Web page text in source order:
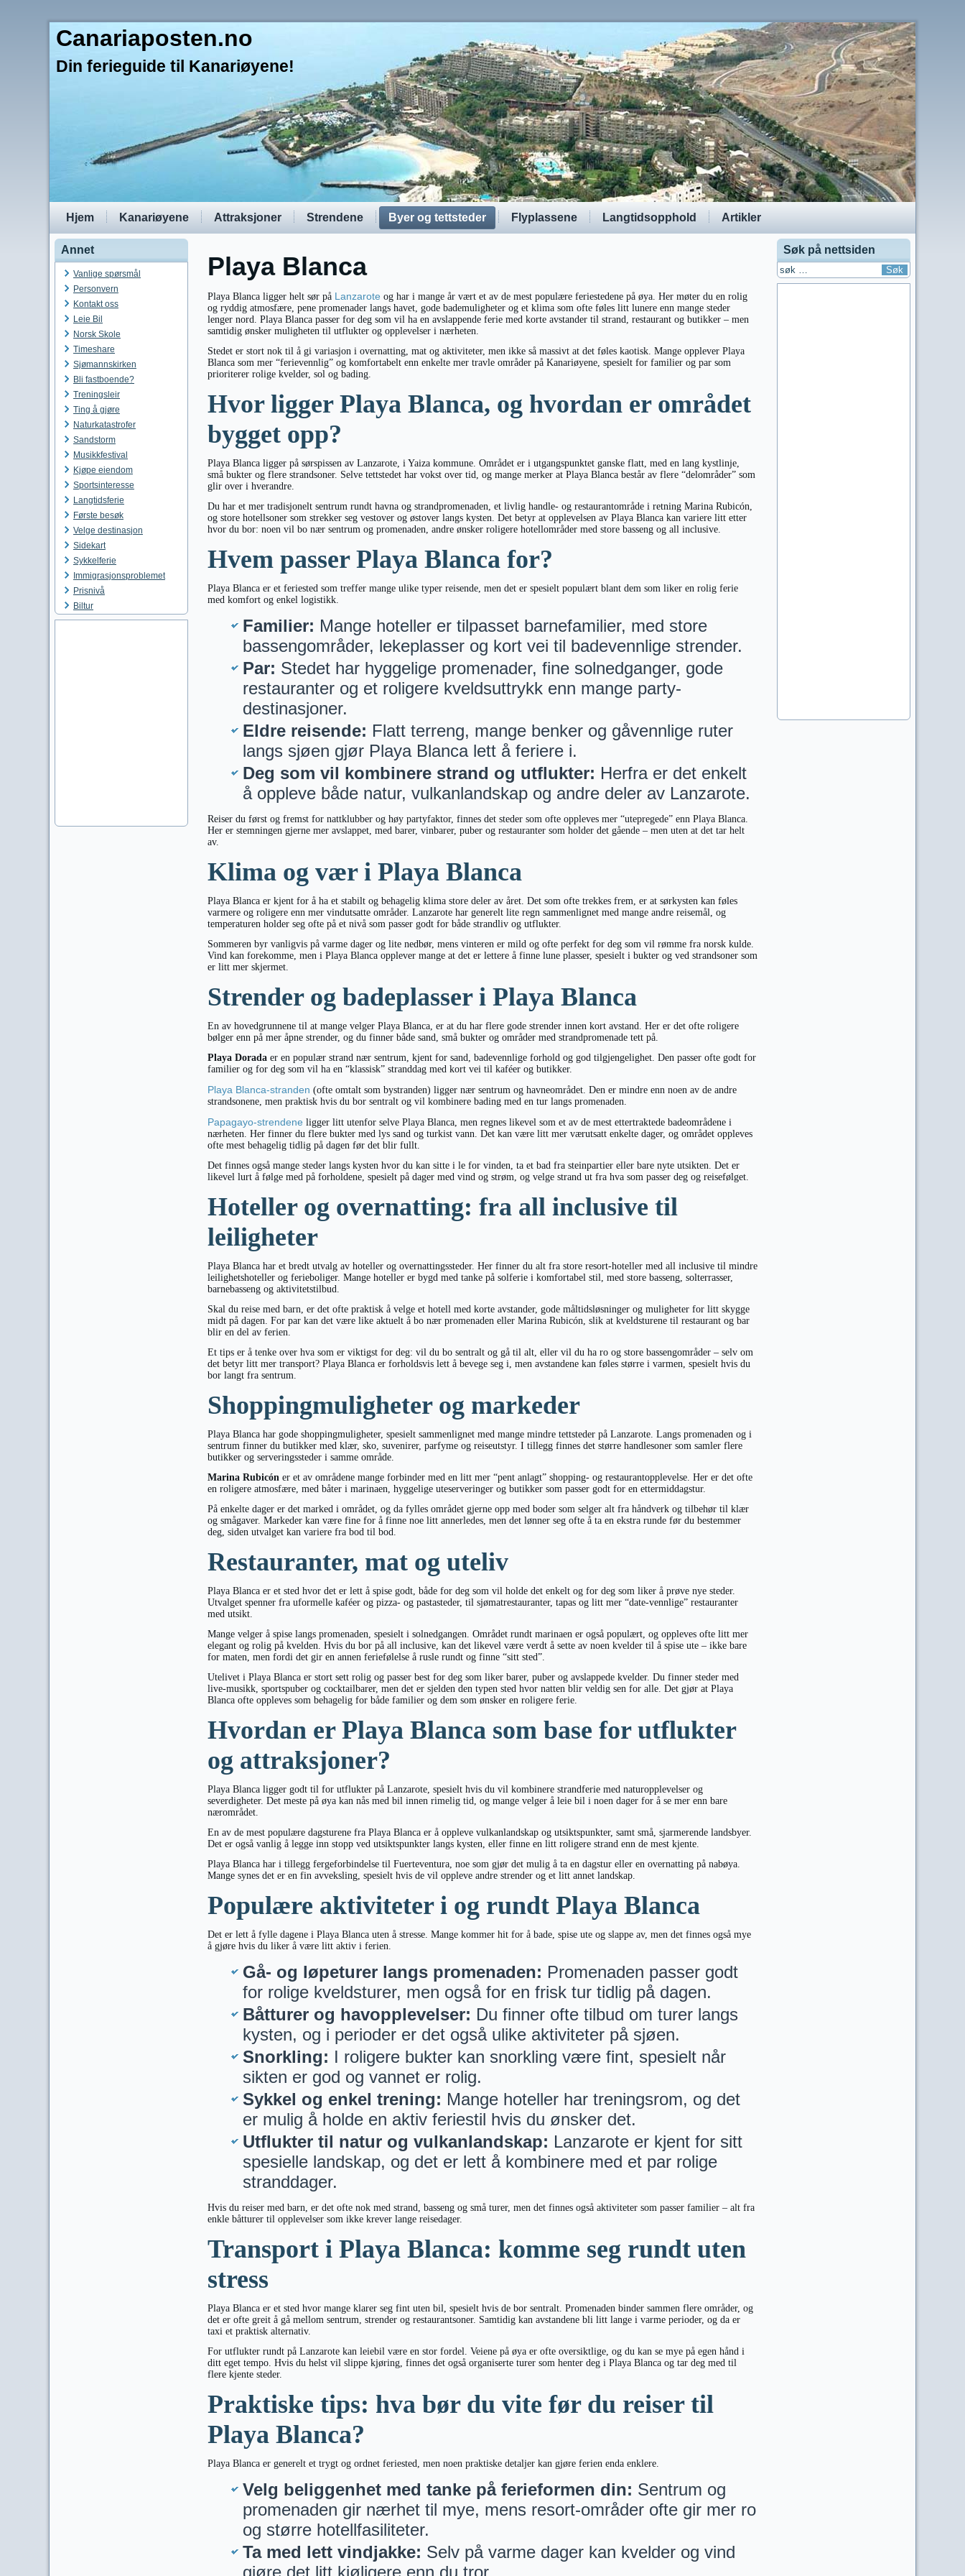
Canariaposten.no
Din ferieguide til Kanariøyene!
Hjem Kanariøyene Attraksjoner Strendene Byer og tettsteder Flyplassene Langtidsopphold Artikler
Annet
Vanlige spørsmål
Personvern
Kontakt oss
Leie Bil
Norsk Skole
Timeshare
Sjømannskirken
Bli fastboende?
Treningsleir
Ting å gjøre
Naturkatastrofer
Sandstorm
Musikkfestival
Kjøpe eiendom
Sportsinteresse
Langtidsferie
Første besøk
Velge destinasjon
Sidekart
Sykkelferie
Immigrasjonsproblemet
Prisnivå
Biltur
Playa Blanca
Playa Blanca ligger helt sør på Lanzarote og har i mange år vært et av de mest populære feriestedene på øya. Her møter du en rolig
og ryddig atmosfære, pene promenader langs havet, gode bademuligheter og et klima som ofte føles litt lunere enn mange steder
lenger nord. Playa Blanca passer for deg som vil ha en avslappende ferie med korte avstander til strand, restaurant og butikker – men
samtidig ønsker muligheten til utflukter og opplevelser i nærheten.
Stedet er stort nok til å gi variasjon i overnatting, mat og aktiviteter, men ikke så massivt at det føles kaotisk. Mange opplever Playa
Blanca som mer “ferievennlig” og komfortabelt enn enkelte mer travle områder på Kanariøyene, spesielt for familier og par som
prioriterer rolige kvelder, sol og bading.
Hvor ligger Playa Blanca, og hvordan er området
bygget opp?
Playa Blanca ligger på sørspissen av Lanzarote, i Yaiza kommune. Området er i utgangspunktet ganske flatt, med en lang kystlinje,
små bukter og flere strandsoner. Selve tettstedet har vokst over tid, og mange merker at Playa Blanca består av flere “delområder” som
glir over i hverandre.
Du har et mer tradisjonelt sentrum rundt havna og strandpromenaden, et livlig handle- og restaurantområde i retning Marina Rubicón,
og store hotellsoner som strekker seg vestover og østover langs kysten. Det betyr at opplevelsen av Playa Blanca kan variere litt etter
hvor du bor: noen vil bo nær sentrum og promenaden, andre ønsker roligere hotellområder med store basseng og all inclusive.
Hvem passer Playa Blanca for?
Playa Blanca er et feriested som treffer mange ulike typer reisende, men det er spesielt populært blant dem som liker en rolig ferie
med komfort og enkel logistikk.
Familier: Mange hoteller er tilpasset barnefamilier, med store
bassengområder, lekeplasser og kort vei til badevennlige strender.
Par: Stedet har hyggelige promenader, fine solnedganger, gode
restauranter og et roligere kveldsuttrykk enn mange party-
destinasjoner.
Eldre reisende: Flatt terreng, mange benker og gåvennlige ruter
langs sjøen gjør Playa Blanca lett å feriere i.
Deg som vil kombinere strand og utflukter: Herfra er det enkelt
å oppleve både natur, vulkanlandskap og andre deler av Lanzarote.
Reiser du først og fremst for nattklubber og høy partyfaktor, finnes det steder som ofte oppleves mer “utepregede” enn Playa Blanca.
Her er stemningen gjerne mer avslappet, med barer, vinbarer, puber og restauranter som holder det gående – men uten at det tar helt
av.
Klima og vær i Playa Blanca
Playa Blanca er kjent for å ha et stabilt og behagelig klima store deler av året. Det som ofte trekkes frem, er at sørkysten kan føles
varmere og roligere enn mer vindutsatte områder. Lanzarote har generelt lite regn sammenlignet med mange andre reisemål, og
temperaturen holder seg ofte på et nivå som passer godt for både strandliv og utflukter.
Sommeren byr vanligvis på varme dager og lite nedbør, mens vinteren er mild og ofte perfekt for deg som vil rømme fra norsk kulde.
Vind kan forekomme, men i Playa Blanca opplever mange at det er lettere å finne lune plasser, spesielt i bukter og ved strandsoner som
er litt mer skjermet.
Strender og badeplasser i Playa Blanca
En av hovedgrunnene til at mange velger Playa Blanca, er at du har flere gode strender innen kort avstand. Her er det ofte roligere
bølger enn på mer åpne strender, og du finner både sand, små bukter og områder med strandpromenade tett på.
Playa Dorada er en populær strand nær sentrum, kjent for sand, badevennlige forhold og god tilgjengelighet. Den passer ofte godt for
familier og for deg som vil ha en “klassisk” stranddag med kort vei til kaféer og butikker.
Playa Blanca-stranden (ofte omtalt som bystranden) ligger nær sentrum og havneområdet. Den er mindre enn noen av de andre
strandsonene, men praktisk hvis du bor sentralt og vil kombinere bading med en tur langs promenaden.
Papagayo-strendene ligger litt utenfor selve Playa Blanca, men regnes likevel som et av de mest ettertraktede badeområdene i
nærheten. Her finner du flere bukter med lys sand og turkist vann. Det kan være litt mer værutsatt enkelte dager, og området oppleves
ofte mest behagelig tidlig på dagen før det blir fullt.
Det finnes også mange steder langs kysten hvor du kan sitte i le for vinden, ta et bad fra steinpartier eller bare nyte utsikten. Det er
likevel lurt å følge med på forholdene, spesielt på dager med vind og strøm, og velge strand ut fra hva som passer deg og reisefølget.
Hoteller og overnatting: fra all inclusive til
leiligheter
Playa Blanca har et bredt utvalg av hoteller og overnattingssteder. Her finner du alt fra store resort-hoteller med all inclusive til mindre
leilighetshoteller og ferieboliger. Mange hoteller er bygd med tanke på solferie i komfortabel stil, med store basseng, solterrasser,
barnebasseng og aktivitetstilbud.
Skal du reise med barn, er det ofte praktisk å velge et hotell med korte avstander, gode måltidsløsninger og muligheter for litt skygge
midt på dagen. For par kan det være like aktuelt å bo nær promenaden eller Marina Rubicón, slik at kveldsturene til restaurant og bar
blir en del av ferien.
Et tips er å tenke over hva som er viktigst for deg: vil du bo sentralt og gå til alt, eller vil du ha ro og store bassengområder – selv om
det betyr litt mer transport? Playa Blanca er forholdsvis lett å bevege seg i, men avstandene kan føles større i varmen, spesielt hvis du
bor langt fra sentrum.
Shoppingmuligheter og markeder
Playa Blanca har gode shoppingmuligheter, spesielt sammenlignet med mange mindre tettsteder på Lanzarote. Langs promenaden og i
sentrum finner du butikker med klær, sko, suvenirer, parfyme og reiseutstyr. I tillegg finnes det større handlesoner som samler flere
butikker og serveringssteder i samme område.
Marina Rubicón er et av områdene mange forbinder med en litt mer “pent anlagt” shopping- og restaurantopplevelse. Her er det ofte
en roligere atmosfære, med båter i marinaen, hyggelige uteserveringer og butikker som passer godt for en ettermiddagstur.
På enkelte dager er det marked i området, og da fylles området gjerne opp med boder som selger alt fra håndverk og tilbehør til klær
og smågaver. Markeder kan være fine for å finne noe litt annerledes, men det lønner seg ofte å ta en ekstra runde før du bestemmer
deg, siden utvalget kan variere fra bod til bod.
Restauranter, mat og uteliv
Playa Blanca er et sted hvor det er lett å spise godt, både for deg som vil holde det enkelt og for deg som liker å prøve nye steder.
Utvalget spenner fra uformelle kaféer og pizza- og pastasteder, til sjømatrestauranter, tapas og litt mer “date-vennlige” restauranter
med utsikt.
Mange velger å spise langs promenaden, spesielt i solnedgangen. Området rundt marinaen er også populært, og oppleves ofte litt mer
elegant og rolig på kvelden. Hvis du bor på all inclusive, kan det likevel være verdt å sette av noen kvelder til å spise ute – ikke bare
for maten, men fordi det gir en annen feriefølelse å rusle rundt og finne “sitt sted”.
Utelivet i Playa Blanca er stort sett rolig og passer best for deg som liker barer, puber og avslappede kvelder. Du finner steder med
live-musikk, sportspuber og cocktailbarer, men det er sjelden den typen sted hvor natten blir veldig sen for alle. Det gjør at Playa
Blanca ofte oppleves som behagelig for både familier og dem som ønsker en roligere ferie.
Hvordan er Playa Blanca som base for utflukter
og attraksjoner?
Playa Blanca ligger godt til for utflukter på Lanzarote, spesielt hvis du vil kombinere strandferie med naturopplevelser og
severdigheter. Det meste på øya kan nås med bil innen rimelig tid, og mange velger å leie bil i noen dager for å se mer enn bare
nærområdet.
En av de mest populære dagsturene fra Playa Blanca er å oppleve vulkanlandskap og utsiktspunkter, samt små, sjarmerende landsbyer.
Det er også vanlig å legge inn stopp ved utsiktspunkter langs kysten, eller finne en litt roligere strand enn de mest kjente.
Playa Blanca har i tillegg fergeforbindelse til Fuerteventura, noe som gjør det mulig å ta en dagstur eller en overnatting på nabøya.
Mange synes det er en fin avveksling, spesielt hvis de vil oppleve andre strender og et litt annet landskap.
Populære aktiviteter i og rundt Playa Blanca
Det er lett å fylle dagene i Playa Blanca uten å stresse. Mange kommer hit for å bade, spise ute og slappe av, men det finnes også mye
å gjøre hvis du liker å være litt aktiv i ferien.
Gå- og løpeturer langs promenaden: Promenaden passer godt
for rolige kveldsturer, men også for en frisk tur tidlig på dagen.
Båtturer og havopplevelser: Du finner ofte tilbud om turer langs
kysten, og i perioder er det også ulike aktiviteter på sjøen.
Snorkling: I roligere bukter kan snorkling være fint, spesielt når
sikten er god og vannet er rolig.
Sykkel og enkel trening: Mange hoteller har treningsrom, og det
er mulig å holde en aktiv feriestil hvis du ønsker det.
Utflukter til natur og vulkanlandskap: Lanzarote er kjent for sitt
spesielle landskap, og det er lett å kombinere med et par rolige
stranddager.
Hvis du reiser med barn, er det ofte nok med strand, basseng og små turer, men det finnes også aktiviteter som passer familier – alt fra
enkle båtturer til opplevelser som ikke krever lange reisedager.
Transport i Playa Blanca: komme seg rundt uten
stress
Playa Blanca er et sted hvor mange klarer seg fint uten bil, spesielt hvis de bor sentralt. Promenaden binder sammen flere områder, og
det er ofte greit å gå mellom sentrum, strender og restaurantsoner. Samtidig kan avstandene bli litt lange i varme perioder, og da er
taxi et praktisk alternativ.
For utflukter rundt på Lanzarote kan leiebil være en stor fordel. Veiene på øya er ofte oversiktlige, og du kan se mye på egen hånd i
ditt eget tempo. Hvis du helst vil slippe kjøring, finnes det også organiserte turer som henter deg i Playa Blanca og tar deg med til
flere kjente steder.
Praktiske tips: hva bør du vite før du reiser til
Playa Blanca?
Playa Blanca er generelt et trygt og ordnet feriested, men noen praktiske detaljer kan gjøre ferien enda enklere.
Velg beliggenhet med tanke på ferieformen din: Sentrum og
promenaden gir nærhet til mye, mens resort-områder ofte gir mer ro
og større hotellfasiliteter.
Ta med lett vindjakke: Selv på varme dager kan kvelder og vind
gjøre det litt kjøligere enn du tror.
Søk på nettsiden